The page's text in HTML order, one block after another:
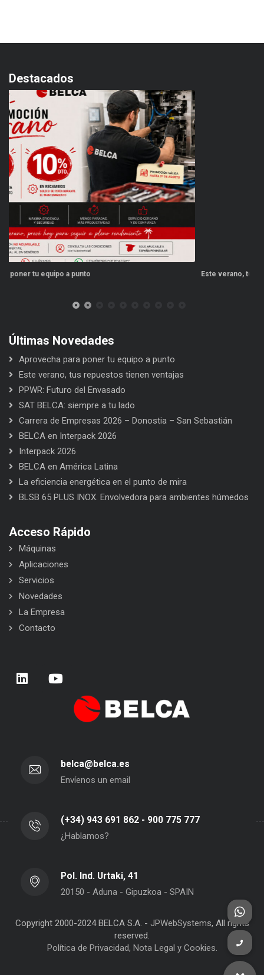
Destacados
Este verano, tus repuestos tienen ventajas
Últimas Novedades
Aprovecha para poner tu equipo a punto
Este verano, tus repuestos tienen ventajas
PPWR: Futuro del Envasado
SAT BELCA: siempre a tu lado
Carrera de Empresas 2026 – Donostia – San Sebastián
BELCA en Interpack 2026
Interpack 2026
BELCA en América Latina
La eficiencia energética en el punto de mira
BLSB 65 PLUS INOX. Envolvedora para ambientes húmedos
Acceso Rápido
Máquinas
Aplicaciones
Servicios
Novedades
La Empresa
Contacto
belca@belca.es
Envíenos un email
(+34) 943 691 862 - 900 775 777
¿Hablamos?
Pol. Ind. Urtaki, 41
20150 - Aduna - Gipuzkoa - SPAIN
Copyright 2000-2024 BELCA S.A. - JPWebSystems, All rights
reserved.
Política de Privacidad, Nota Legal y Cookies.